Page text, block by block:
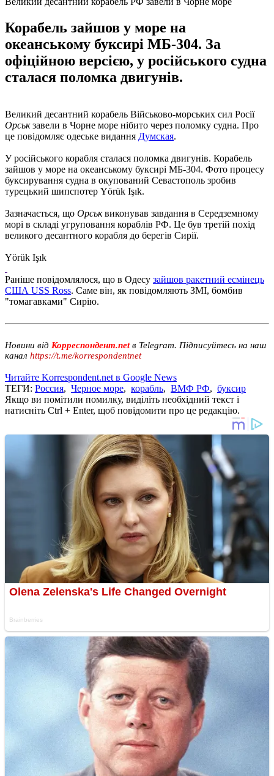
Корабель зайшов у море на
океанському буксирі МБ-304. За
офіційною версією, у російського судна
сталася поломка двигунів.
Великий десантний корабель Військово-морських сил Росії
Орськзавели в Чорне море нібито через поломку судна. Про
це повідомляє одеське видання Думская.
У російського корабля сталася поломка двигунів. Корабель
зайшов у море на океанському буксирі МБ-304. Фото процесу
буксирування судна в окупований Севастополь зробив
турецький шипспотер Yörük Işık.
Зазначається, що Орськвиконував завдання в Середземному
морі в складі угруповання кораблів РФ. Це був третій похід
великого десантного корабля до берегів Сирії.
Yörük Işık
Раніше повідомлялося, що в Одесу зайшов ракетний есмінець
США USS Ross. Саме він, як повідомляють ЗМІ, бомбив
"томагавками" Сирію.
Новини від Корреспондент.netв Telegram. Підписуйтесь на наш
канал https://t.me/korrespondentnet
Читайте Korrespondent.net в Google News
ТЕГИ: Россия, Черное море, корабль, ВМФ РФ, буксир
Якщо ви помітили помилку, виділіть необхідний текст і
натисніть Ctrl + Enter, щоб повідомити про це редакцію.